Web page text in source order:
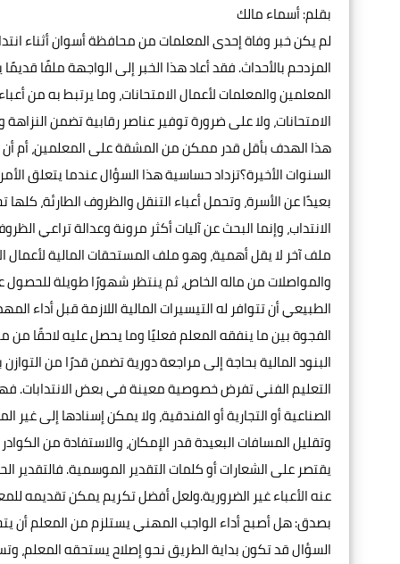
بقلم: أسماء مالك
لم يكن خبر وفاة إحدى المعلمات من محافظة أسوان أثناء
المزدحم بالأحداث. فقد أعاد هذا الخبر إلى الواجهة ملفًا
المعلمين والمعلمات لأعمال الامتحانات، وما يرتبط به من
الامتحانات، ولا على ضرورة توفير عناصر رقابية تضمن
هذا الهدف بأقل قدر ممكن من المشقة على المعلمين، أم أن
السنوات الأخيرة؟تزداد حساسية هذا السؤال عندما يتعلق
بعيدًا عن الأسرة، وتحمل أعباء التنقل والظروف الطارئة،
الانتداب، وإنما البحث عن آليات أكثر مرونة وعدالة تراعي
ملف آخر لا يقل أهمية، وهو ملف المستحقات المالية لأعمال
والمواصلات من ماله الخاص، ثم ينتظر شهورًا طويلة
الطبيعي أن تتوافر له التيسيرات المالية اللازمة قبل أداء
الفجوة بين ما ينفقه المعلم فعليًا وما يحصل عليه لاحقًا
البنود المالية بحاجة إلى مراجعة دورية تضمن قدرًا من
التعليم الفني تفرض خصوصية معينة في بعض الانتدابات.
الصناعية أو التجارية أو الفندقية، ولا يمكن إسنادها إلى غير
وتقليل المسافات البعيدة قدر الإمكان، والاستفادة من
يقتصر على الشعارات أو كلمات التقدير الموسمية.
عنه الأعباء غير الضرورية.ولعل أفضل تكريم يمكن تقديمه
بصدق: هل أصبح أداء الواجب المهني يستلزم من المعلم أن
السؤال قد تكون بداية الطريق نحو إصلاح يستحقه المعلم،